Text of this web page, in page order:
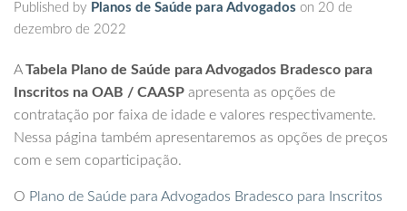
G
A
N
Published by Planos de Saúde para Advogados on 20 de
dezembro de 2022
ATabela Plano de Saúde para Advogados Bradesco para
Inscritos na OAB / CAASP apresenta as opções de
contratação por faixa de idade e valores respectivamente.
Nessa página também apresentaremos as opções de preços
com e sem coparticipação.
O Plano de Saúde para Advogados Bradesco para Inscritos